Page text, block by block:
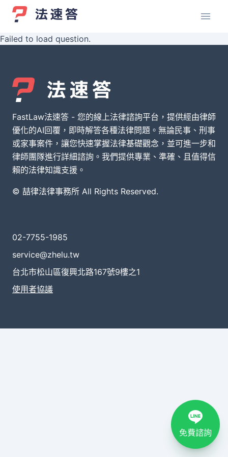
Failed to load question.
FastLaw法速答 - 您的線上法律諮詢平台，提供經由律師
優化的AI回覆，即時解答各種法律問題。無論民事、刑事
或家事案件，讓您快速掌握法律基礎觀念，並可進一步和
律師團隊進行詳細諮詢。我們提供專業、準確、且值得信
賴的法律知識支援。
© 喆律法律事務所 All Rights Reserved.
02-7755-1985
service@zhelu.tw
台北市松山區復興北路167號9樓之1
使用者協議
免費諮詢